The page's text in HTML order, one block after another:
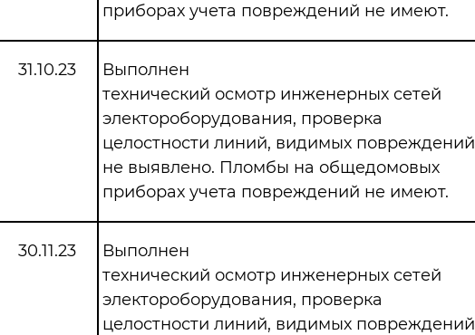
приборах учета повреждений не имеют.
31.10.23
Выполнен
технический осмотр инженерных сетей
электороборудования, проверка
целостности линий, видимых повреждений
не выявлено. Пломбы на общедомовых
приборах учета повреждений не имеют.
30.11.23
Выполнен
технический осмотр инженерных сетей
электороборудования, проверка
целостности линий, видимых повреждений